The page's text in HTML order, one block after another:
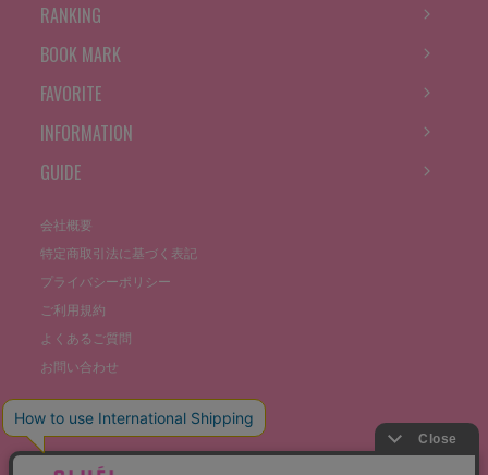
RANKING
BOOK MARK
FAVORITE
INFORMATION
GUIDE
会社概要
特定商取引法に基づく表記
プライバシーポリシー
ご利用規約
よくあるご質問
お問い合わせ